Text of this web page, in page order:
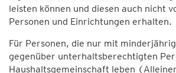
leisten können und diesen auch nicht
Personen und Einrichtungen erhalten.
Für Personen, die nur mit
gegenüber unterhaltsberechtigten
Haushaltsgemeinschaft leben